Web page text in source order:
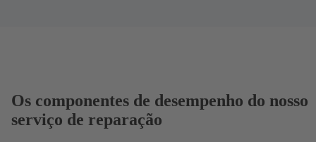
Os componentes de desempenho do nosso
serviço de reparação